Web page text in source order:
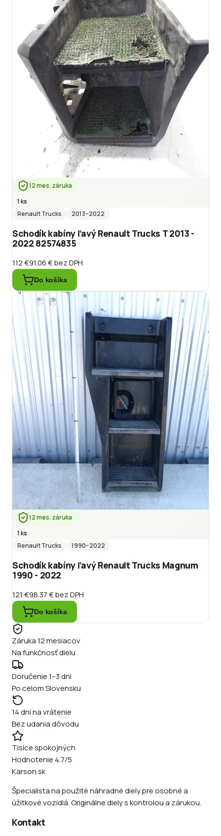
12 mes. záruka
1 ks
Renault Trucks
2013–2022
Schodík kabíny ľavý Renault Trucks T 2013 -
2022 82574835
112 €91.06 €bez DPH
Do košíka
12 mes. záruka
1 ks
Renault Trucks
1990–2022
Schodík kabíny ľavý Renault Trucks Magnum
1990 - 2022
121 €98.37 €bez DPH
Do košíka
Záruka 12 mesiacov
Na funkčnosť dielu
Doručenie 1–3 dni
Po celom Slovensku
14 dní na vrátenie
Bez udania dôvodu
Tisíce spokojných
Hodnotenie 4.7/5
Karson.sk
Špecialista na použité náhradné diely pre osobné a
úžitkové vozidlá. Originálne diely s kontrolou a zárukou.
Kontakt